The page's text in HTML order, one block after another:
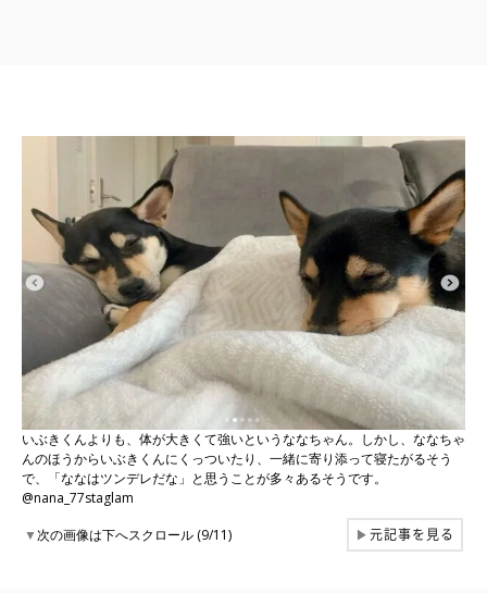
いぶきくんよりも、体が大きくて強いというななちゃん。しかし、ななちゃ
んのほうからいぶきくんにくっついたり、一緒に寄り添って寝たがるそう
で、「ななはツンデレだな」と思うことが多々あるそうです。
@nana_77staglam
▼次の画像は下へスクロール (9/11) ▶元記事を見る